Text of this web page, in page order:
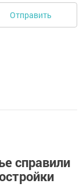
Отправить
справили